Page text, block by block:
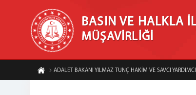
BASIN VE HALKLA
MÜŞAVİRLİĞİ
ADALET BAKANI YILMAZ TUNÇ HAKİM VE SAVCI